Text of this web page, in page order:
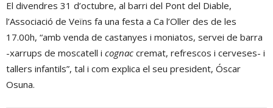
El divendres 31 d’octubre, al barri del Pont del Diable,
l’Associació de Veïns fa una festa a Ca l’Oller des de les
17.00h, “amb venda de castanyes i moniatos, servei de barra
-xarrups de moscatell i cognac cremat, refrescos i cerveses- i
tallers infantils”, tal i com explica el seu president, Óscar
Osuna.